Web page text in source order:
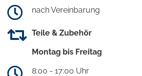
nach Vereinbarung
Teile & Zubehör
Montag bis Freitag
8:00 - 17:00 Uhr